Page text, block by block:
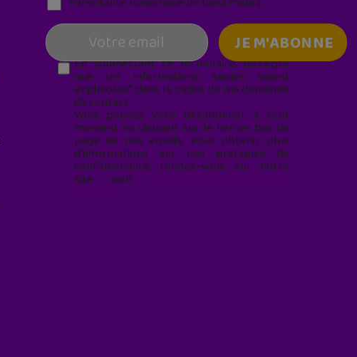
En soumettant ce formulaire, j’accepte
que les informations saisies soient
exploitées* dans le cadre de ma demande
de contact.
Vous pouvez vous désabonner à tout
moment en cliquant sur le lien en bas de
page de nos emails. Pour obtenir plus
d'informations sur nos pratiques de
confidentialité, rendez-vous sur notre
site web